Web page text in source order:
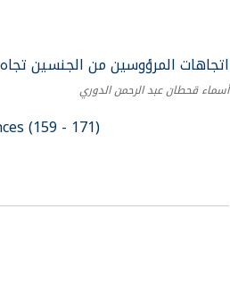
اتجاهات المرؤوسين من الجنسين تجاه
أسماء قحطان عبد الرحمن الدوري
(159 - 171)